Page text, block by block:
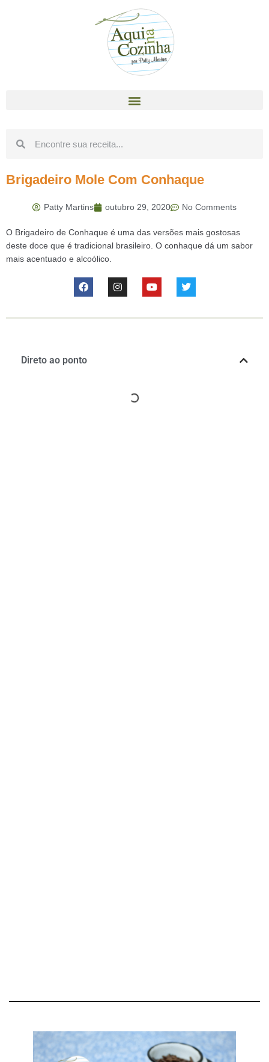
Brigadeiro Mole Com Conhaque
Patty Martins outubro 29, 2020 No Comments
O Brigadeiro de Conhaque é uma das versões mais gostosas
deste doce que é tradicional brasileiro. O conhaque dá um sabor
mais acentuado e alcoólico.
Direto ao ponto